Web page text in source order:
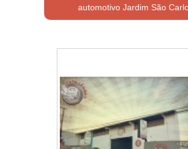
automotivo Jardim São